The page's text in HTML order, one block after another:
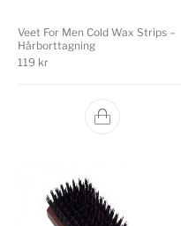
Veet For Men Cold Wax Strips –
Hårborttagning
119 kr